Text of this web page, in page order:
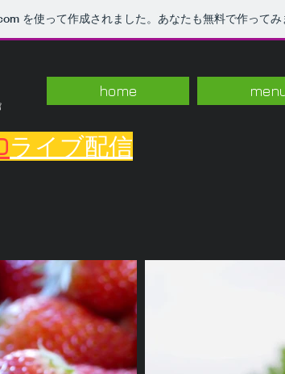
を使って作成されました。あなたも無料で作ってみ
home
ライブ配信